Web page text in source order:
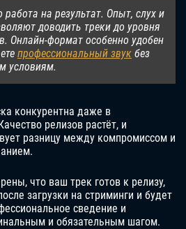
работа на результат. Опыт, слух и
доводить треки до уровня
Онлайн-формат особенно удобен
профессиональный звук без
условиям.
конкурентна даже в
релизов растёт, и
разницу между компромиссом и
что ваш трек готов к релизу,
загрузки на стриминги и будет
сведение и
и обязательным шагом.